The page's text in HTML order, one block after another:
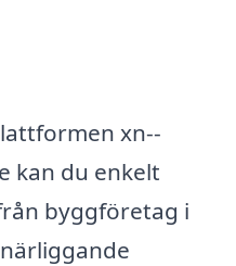
xn--
kan du enkelt
byggföretag i